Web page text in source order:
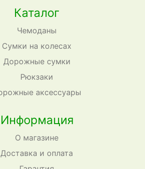
Каталог
Чемоданы
Сумки на колесах
Дорожные сумки
Рюкзаки
аксессуары
Информация
О магазине
Доставка и оплата